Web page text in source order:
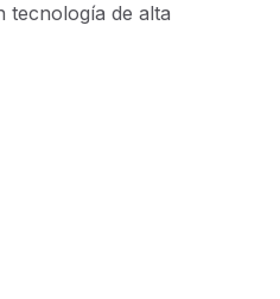
tecnología de alta